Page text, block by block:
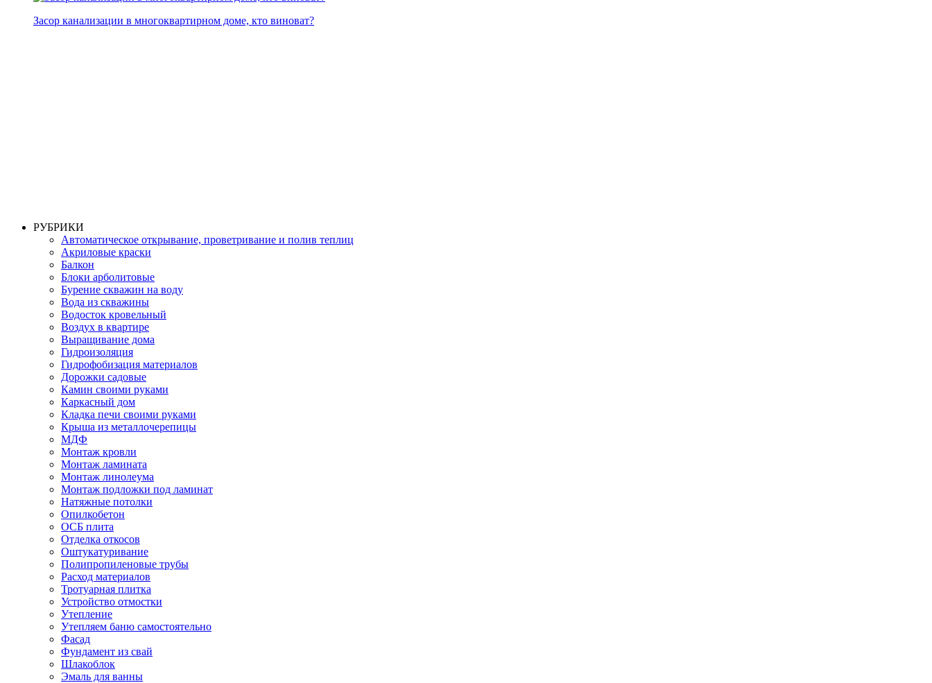
Засор канализации в многоквартирном доме, кто виноват?
РУБРИКИ
Автоматическое открывание, проветривание и полив теплиц
Акриловые краски
Балкон
Блоки арболитовые
Бурение скважин на воду
Вода из скважины
Водосток кровельный
Воздух в квартире
Выращивание дома
Гидроизоляция
Гидрофобизация материалов
Дорожки садовые
Камин своими руками
Каркасный дом
Кладка печи своими руками
Крыша из металлочерепицы
МДФ
Монтаж кровли
Монтаж ламината
Монтаж линолеума
Монтаж подложки под ламинат
Натяжные потолки
Опилкобетон
ОСБ плита
Отделка откосов
Оштукатуривание
Полипропиленовые трубы
Расход материалов
Тротуарная плитка
Устройство отмостки
Утепление
Утепляем баню самостоятельно
Фасад
Фундамент из свай
Шлакоблок
Эмаль для ванны